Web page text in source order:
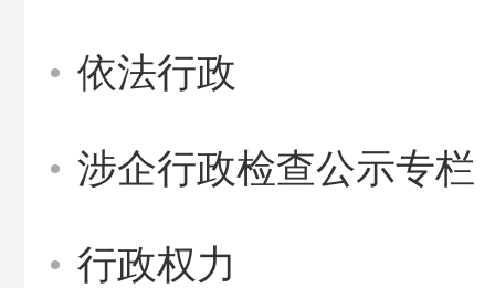
依法行政
涉企行政检查公示专栏
行政权力